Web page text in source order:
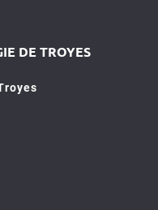
DE TROYES